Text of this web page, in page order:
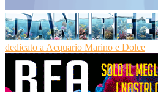
dedicato a Acquario Marino e Dolce